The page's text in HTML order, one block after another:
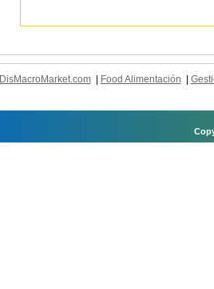
DisMacroMarket.com| Food Alimentación